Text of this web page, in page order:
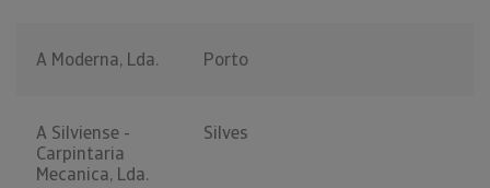
A Moderna, Lda. Porto
A Silviense -
Carpintaria
Mecanica, Lda.
Silves